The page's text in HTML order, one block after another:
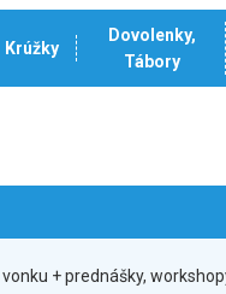
Krúžky
Dovolenky,
Tábory
+ prednášky,